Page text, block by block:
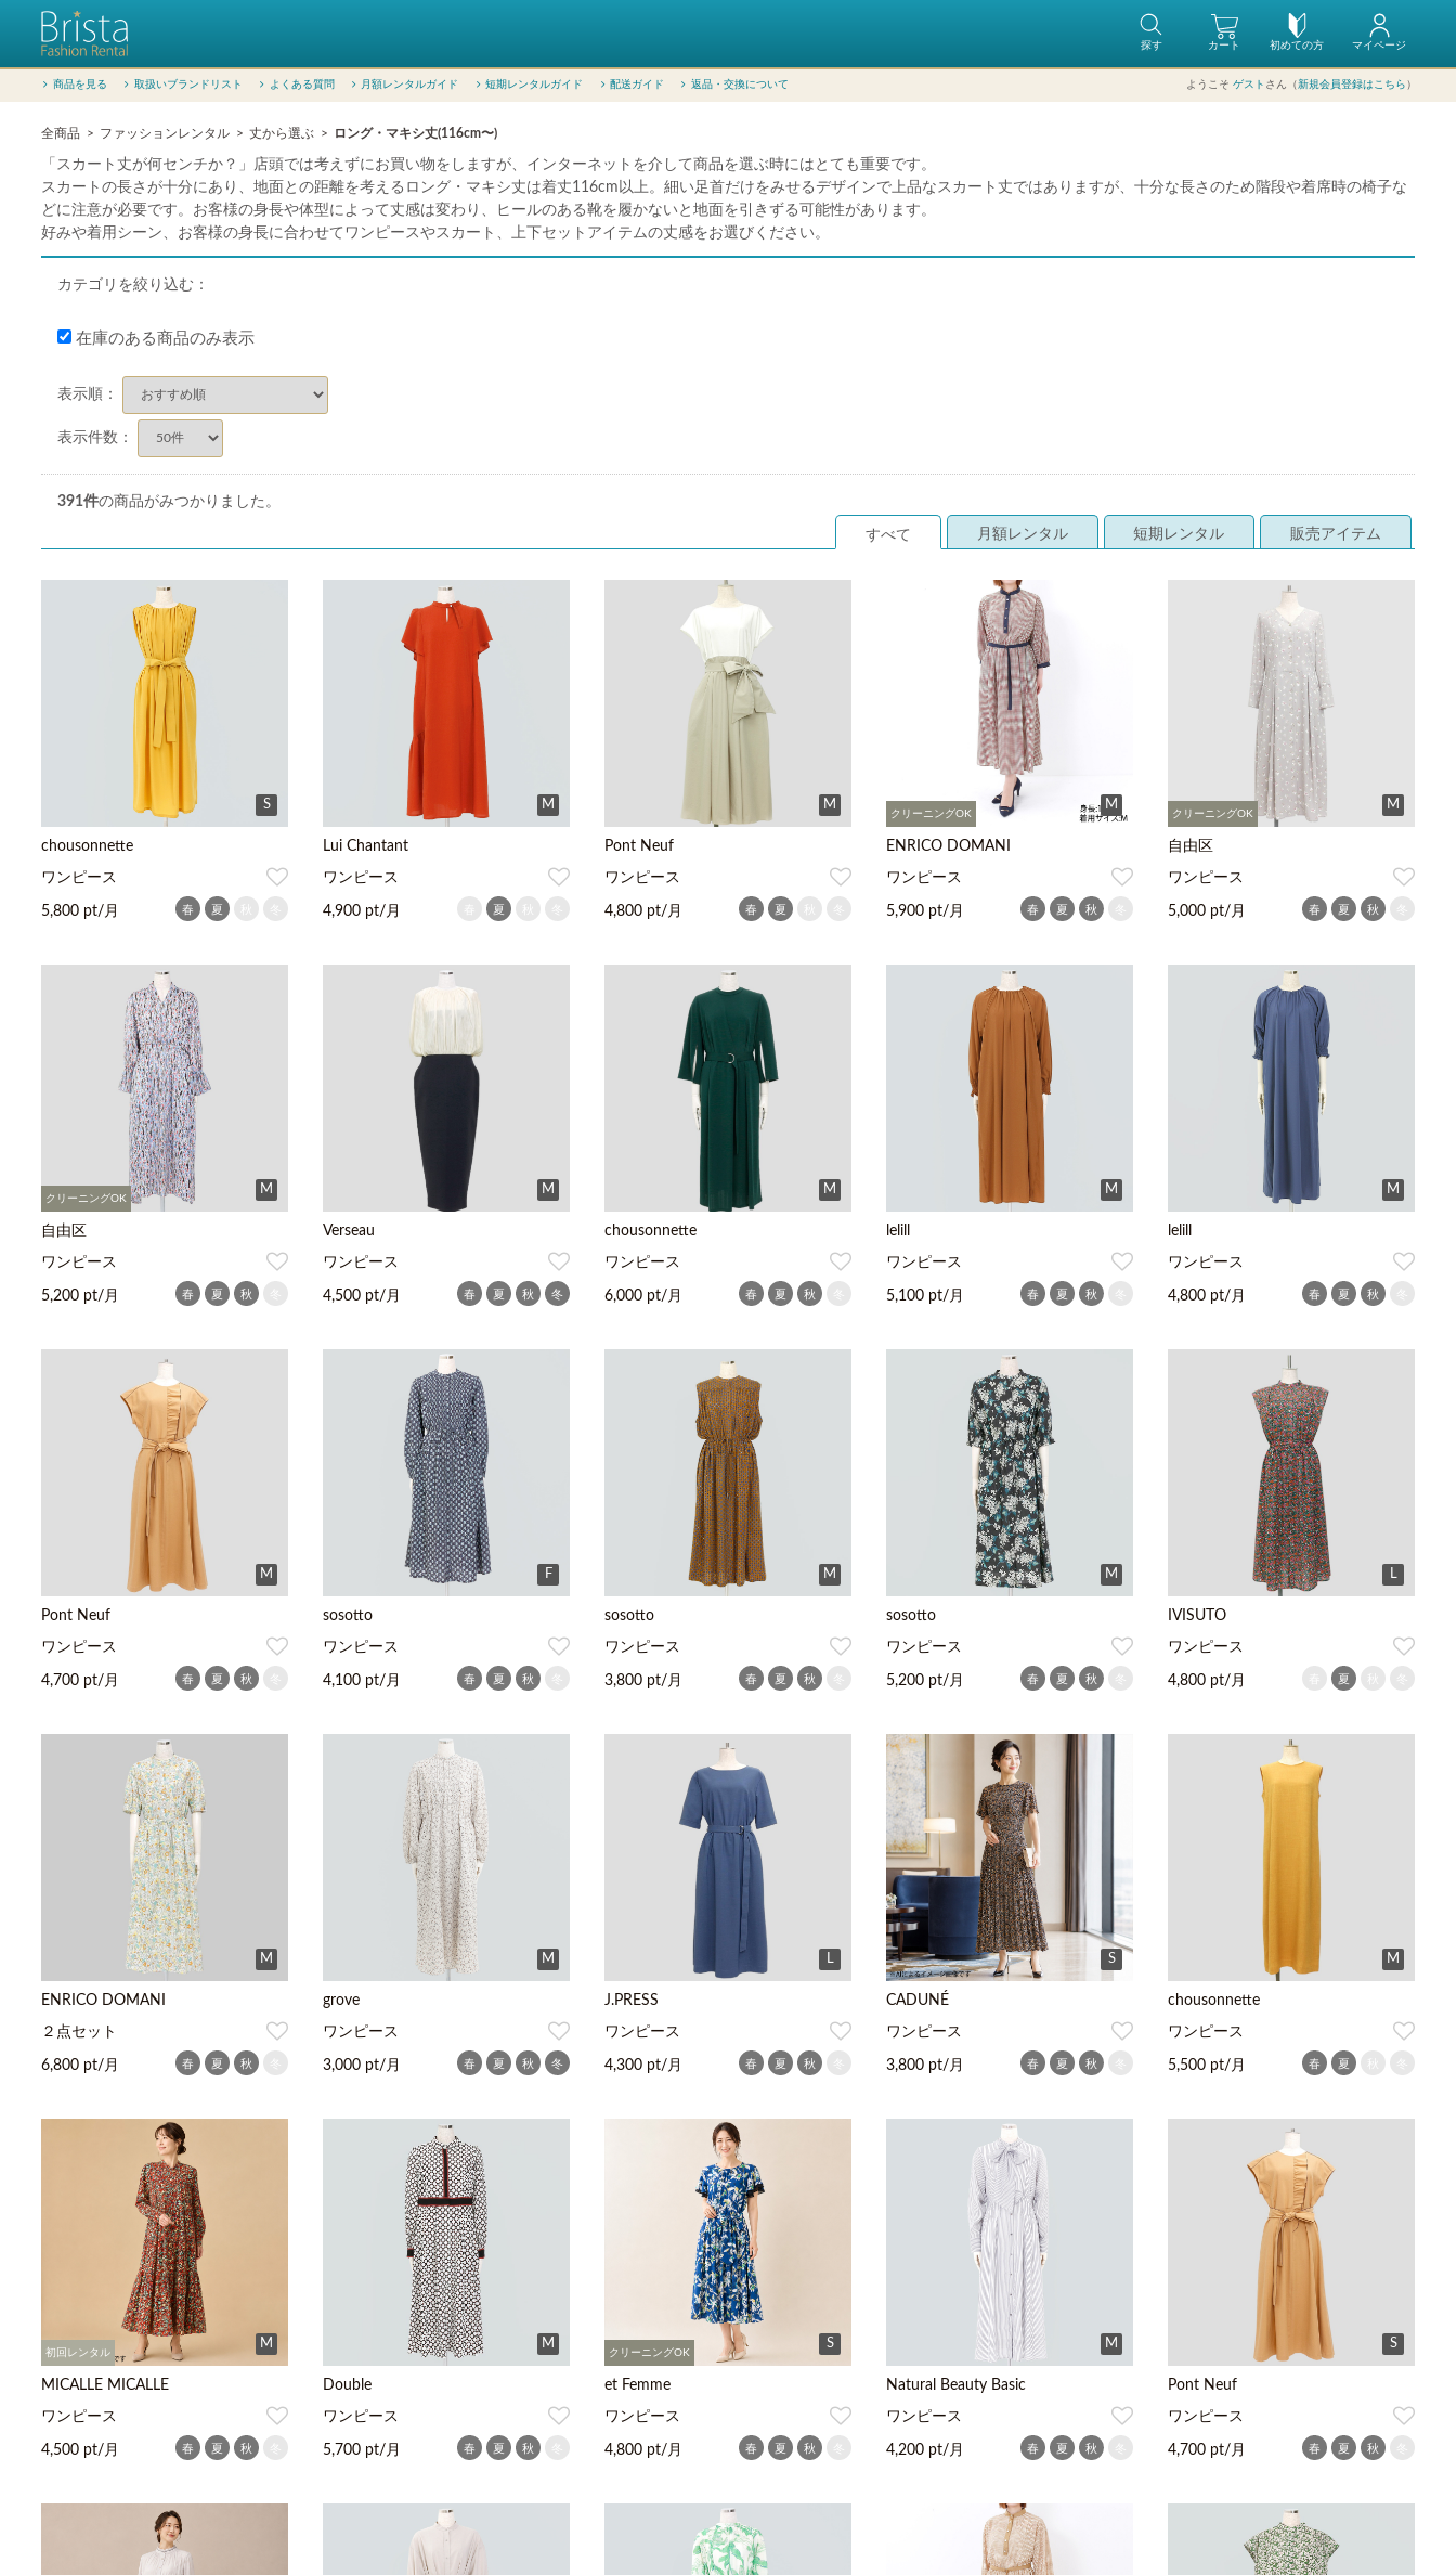
初めての方
カート マイページ
探す
商品を見る 取扱いブランドリスト よくある質問 月額レンタルガイド 短期レンタルガイド 配送ガイド 返品・交換について ようこそ ゲスト さん（新規会員登録はこちら ）
全商品 ファッションレンタル 丈から選ぶ ロング・マキシ丈(116cm〜)
「スカート丈が何センチか？」店頭では考えずにお買い物をしますが、インターネットを介して商品を選ぶ時にはとても重要です。
スカートの長さが十分にあり、地面との距離を考えるロング・マキシ丈は着丈116cm以上。細い足首だけをみせるデザインで上品なスカート丈ではありますが、十分な長さのため階段や着席時の椅子な
どに注意が必要です。お客様の身長や体型によって丈感は変わり、ヒールのある靴を履かないと地面を引きずる可能性があります。
好みや着用シーン、お客様の身長に合わせてワンピースやスカート、上下セットアイテムの丈感をお選びください。
カテゴリを絞り込む：
在庫のある商品のみ表示
表示順：
表示件数：
391件の商品がみつかりました。
すべて 月額レンタル 短期レンタル 販売アイテム
S
chousonnette
ワンピース
5,800 pt/月 春 夏
M
Lui Chantant
ワンピース
4,900 pt/月 夏
M
Pont Neuf
ワンピース
4,800 pt/月 春 夏
クリーニングOK
M
ENRICO DOMANI
ワンピース
5,900 pt/月 春 夏 秋
クリーニングOK
M
自由区
ワンピース
5,000 pt/月 春 夏 秋
クリーニングOK
M
自由区
ワンピース
5,200 pt/月 春 夏 秋
M
Verseau
ワンピース
4,500 pt/月 春 夏 秋 冬
M
chousonnette
ワンピース
6,000 pt/月 春 夏 秋
M
lelill
ワンピース
5,100 pt/月 春 夏 秋
M
lelill
ワンピース
4,800 pt/月 春 夏 秋
M
Pont Neuf
ワンピース
4,700 pt/月 春 夏 秋
F
sosotto
ワンピース
4,100 pt/月 春 夏 秋
M
sosotto
ワンピース
3,800 pt/月 春 夏 秋
M
sosotto
ワンピース
5,200 pt/月 春 夏 秋
L
IVISUTO
ワンピース
4,800 pt/月 夏
M
ENRICO DOMANI
２点セット
6,800 pt/月 春 夏 秋
M
grove
ワンピース
3,000 pt/月 春 夏 秋 冬
L
J.PRESS
ワンピース
4,300 pt/月 春 夏 秋
S
CADUNÉ
ワンピース
3,800 pt/月 春 夏 秋
M
chousonnette
ワンピース
5,500 pt/月 春 夏
初回レンタル
M
MICALLE MICALLE
ワンピース
4,500 pt/月 春 夏 秋
M
Double
ワンピース
5,700 pt/月 春 夏 秋
クリーニングOK
S
et Femme
ワンピース
4,800 pt/月 春 夏 秋
M
Natural Beauty Basic
ワンピース
4,200 pt/月 春 夏 秋
S
Pont Neuf
ワンピース
4,700 pt/月 春 夏 秋